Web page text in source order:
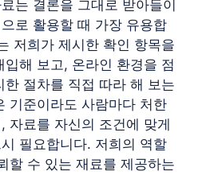
는 결론을 그대로 받아들이
로 활용할 때 가장 유용합
저희가 제시한 확인 항목을
해 보고, 온라인 환경을 점
한 절차를 직접 따라 해 보는
기준이라도 사람마다 처한
자료를 자신의 조건에 맞게
필요합니다. 저희의 역할
할 수 있는 재료를 제공하는